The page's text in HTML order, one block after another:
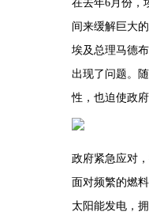
在去年6月份，
间来缓解巨大
埃及总理马德
出现了问题。
性，也迫使政
政府紧急应对
面对频繁的燃
太阳能发电，